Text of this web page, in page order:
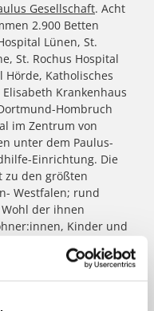
Gesellschaft. Acht
2.900 Betten
Lünen, St.
St. Rochus Hospital
Hörde, Katholisches
Krankenhaus
Hombruch
im Zentrum von
unter dem Paulus-
Einrichtung. Die
zu den größten
Westfalen; rund
der ihnen
Kinder und